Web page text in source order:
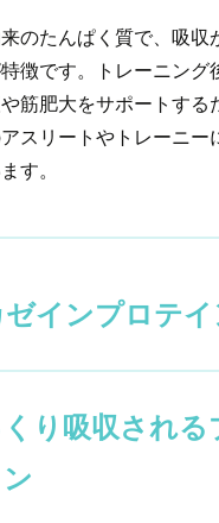
のたんぱく質で、吸収
徴です。トレーニング
筋肥大をサポートする
スリートやトレーニー
す。
インプロテイ
り吸収される